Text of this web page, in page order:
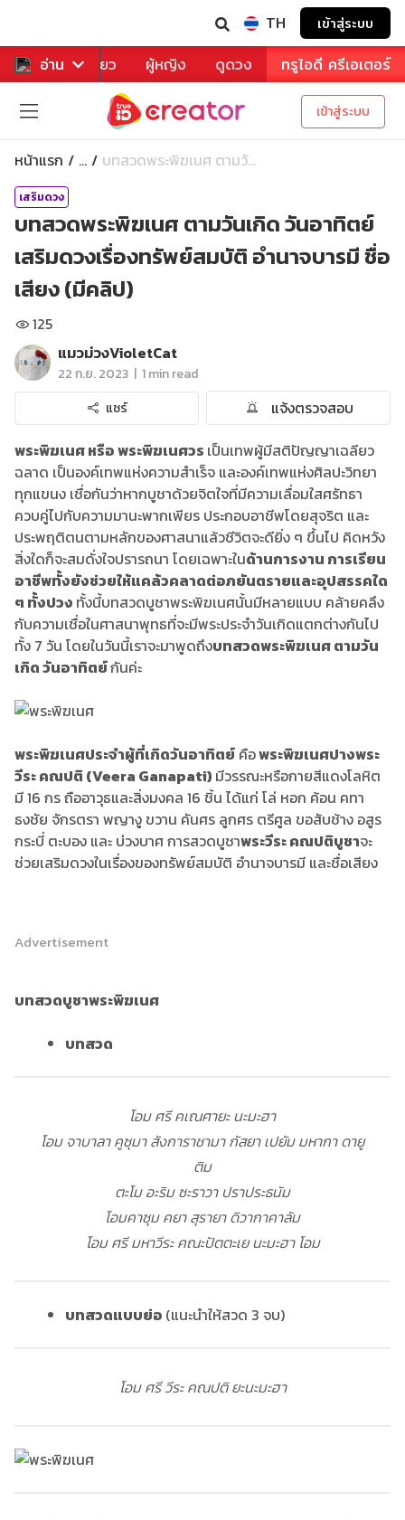
TH เข้าสู่ระบบ
อ่าน
หาร ท่องเที่ยว ผู้หญิง ดูดวง ทรูไอดี ครีเอเตอร์
เข้าสู่ระบบ
หน้าแรก ... บทสวดพระพิฆเนศ ตามวั...
เสริมดวง
บทสวดพระพิฆเนศ ตามวันเกิด วันอาทิตย์
เสริมดวงเรื่องทรัพย์สมบัติ อำนาจบารมี ชื่อ
เสียง (มีคลิป)
125
แมวม่วงVioletCat
22 ก.ย. 2023 | 1 min read
แชร์
แจ้งตรวจสอบ
พระพิฆเนศ หรือ พระพิฆเนศวร เป็นเทพผู้มีสติปัญญาเฉลียว
ฉลาด เป็นองค์เทพแห่งความสำเร็จ และองค์เทพแห่งศิลปะวิทยา
ทุกแขนง เชื่อกันว่าหากบูชาด้วยจิตใจที่มีความเลื่อมใสศรัทธา
ควบคู่ไปกับความมานะพากเพียร ประกอบอาชีพโดยสุจริต และ
ประพฤติตนตามหลักของศาสนาแล้วชีวิตจะดียิ่ง ๆ ขึ้นไป คิดหวัง
สิ่งใดก็จะสมดั่งใจปรารถนา โดยเฉพาะในด้านการงาน การเรียน
อาชีพทั้งยังช่วยให้แคล้วคลาดต่อภยันตรายและอุปสรรคใด
ๆ ทั้งปวง ทั้งนี้บทสวดบูชาพระพิฆเนศนั้นมีหลายแบบ คล้ายคลึง
กับความเชื่อในศาสนาพุทธที่จะมีพระประจำวันเกิดแตกต่างกันไป
ทั้ง 7 วัน โดยในวันนี้เราจะมาพูดถึงบทสวดพระพิฆเนศ ตามวัน
เกิด วันอาทิตย์กันค่ะ
พระพิฆเนศประจำผู้ที่เกิดวันอาทิตย์ คือพระพิฆเนศปางพระ
วีระ คณปติ (Veera Ganapati) มีวรรณะหรือกายสีแดงโลหิต
มี 16 กร ถืออาวุธและสิ่งมงคล 16 ชิ้น ได้แก่ โล่ หอก ค้อน คทา
ธงชัย จักรตรา พญางู ขวาน คันศร ลูกศร ตรีศูล ขอสับช้าง อสูร
กระบี่ ตะบอง และ บ่วงบาศ การสวดบูชาพระวีระ คณปติบูชาจะ
ช่วยเสริมดวงในเรื่องของทรัพย์สมบัติ อำนาจบารมี และชื่อเสียง
Advertisement
บทสวดบูชาพระพิฆเนศ
บทสวด
โอม ศรี คเณศายะ นะมะฮา
โอม จาบาลา คูซุมา สังการาชามา กัสยา เปยัม มหากา ดายู
ติม
ตะโม อะริม ซะราวา ปราประธนัม
โอมคาซุม คยา สุรายา ดิวากาคาลัม
โอม ศรี มหาวีระ คณะปัตตะเย นะมะฮา โอม
บทสวดแบบย่อ (แนะนำให้สวด 3 จบ)
โอม ศรี วีระ คณปติ ยะนะมะฮา